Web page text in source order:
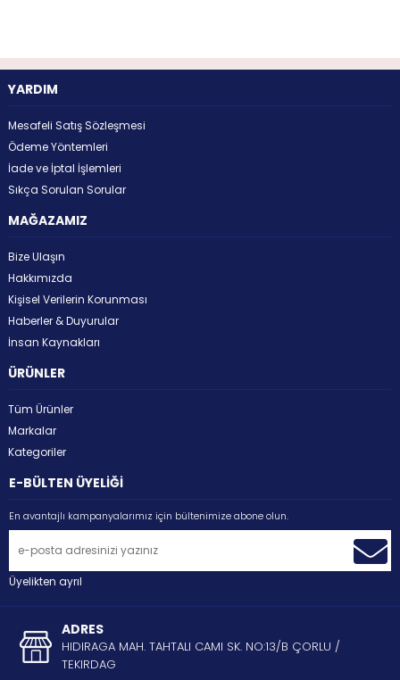
YARDIM
Mesafeli Satış Sözleşmesi
Ödeme Yöntemleri
İade ve İptal İşlemleri
Sıkça Sorulan Sorular
MAĞAZAMIZ
Bize Ulaşın
Hakkımızda
Kişisel Verilerin Korunması
Haberler & Duyurular
İnsan Kaynakları
ÜRÜNLER
Tüm Ürünler
Markalar
Kategoriler
E-BÜLTEN ÜYELİĞİ
En avantajlı kampanyalarımız için bültenimize abone olun.
Üyelikten ayrıl
ADRES
HIDIRAGA MAH. TAHTALI CAMI SK. NO:13/B ÇORLU /
TEKIRDAG